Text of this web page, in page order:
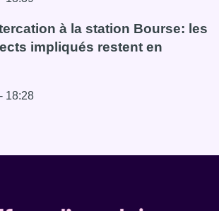
: attention aux chutes de
à la station Bourse: les
impliqués restent en
18:28
altercation à la station Bourse: les